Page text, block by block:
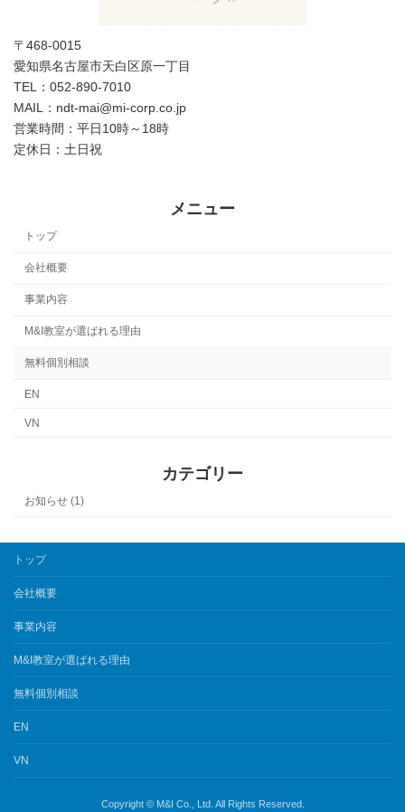
〒468-0015
愛知県名古屋市天白区原一丁目
TEL：052-890-7010
MAIL：ndt-mai@mi-corp.co.jp
営業時間：平日10時～18時
定休日：土日祝
メニュー
トップ
会社概要
事業内容
M&I教室が選ばれる理由
無料個別相談
EN
VN
カテゴリー
お知らせ (1)
トップ
会社概要
事業内容
M&I教室が選ばれる理由
無料個別相談
EN
VN
Copyright © M&I Co., Ltd. All Rights Reserved.